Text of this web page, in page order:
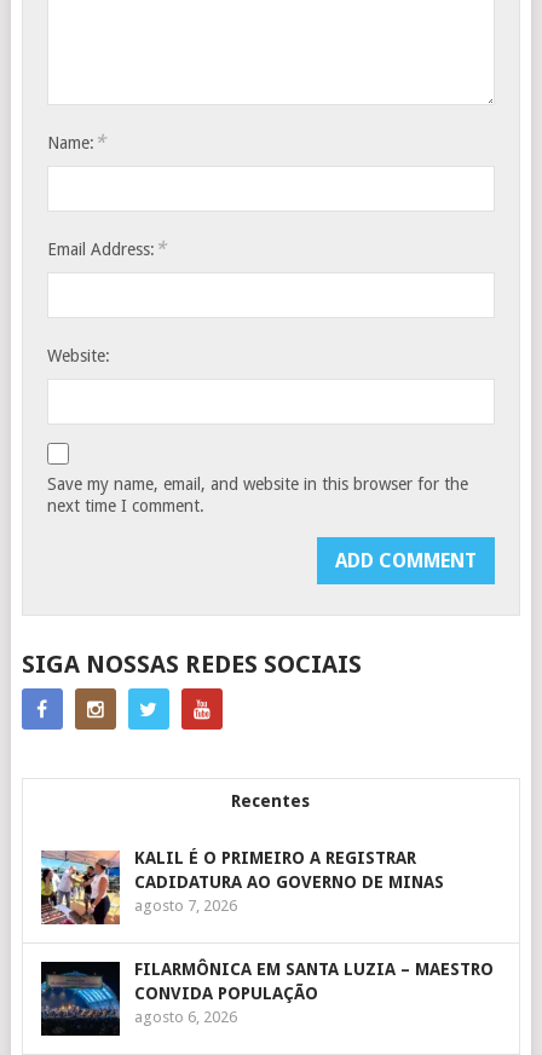
Name: *
Email Address: *
Website:
Save my name, email, and website in this browser for the
next time I comment.
SIGA NOSSAS REDES SOCIAIS
Recentes
KALIL É O PRIMEIRO A REGISTRAR
CADIDATURA AO GOVERNO DE MINAS
agosto 7, 2026
FILARMÔNICA EM SANTA LUZIA – MAESTRO
CONVIDA POPULAÇÃO
agosto 6, 2026